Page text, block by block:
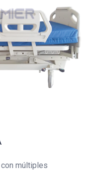
Lost password?
múltiples